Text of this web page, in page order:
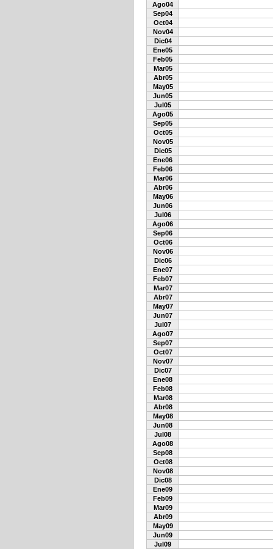
Ago04
Sep04
Oct04
Nov04
Dic04
Ene05
Feb05
Mar05
Abr05
May05
Jun05
Jul05
Ago05
Sep05
Oct05
Nov05
Dic05
Ene06
Feb06
Mar06
Abr06
May06
Jun06
Jul06
Ago06
Sep06
Oct06
Nov06
Dic06
Ene07
Feb07
Mar07
Abr07
May07
Jun07
Jul07
Ago07
Sep07
Oct07
Nov07
Dic07
Ene08
Feb08
Mar08
Abr08
May08
Jun08
Jul08
Ago08
Sep08
Oct08
Nov08
Dic08
Ene09
Feb09
Mar09
Abr09
May09
Jun09
Jul09